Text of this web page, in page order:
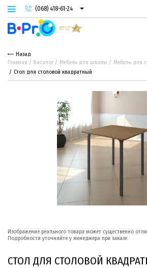
(068) 418-61-24
(093) 974-66-94
(095) 987-29-55
Назад
Главная
Каталог Мебель для школы
Мебель для
Стол для столовой квадратный
Изображение реального товара может существенно
Подробности уточняйте у менеджера при заказе.
СТОЛ ДЛЯ СТОЛОВОЙ